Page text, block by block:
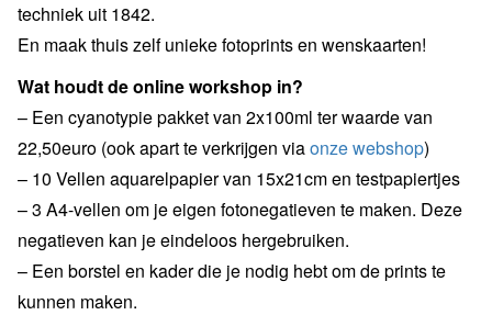
techniek uit 1842.
En maak thuis zelf unieke fotoprints en wenskaarten!
Wat houdt de online workshop in?
– Een cyanotypie pakket van 2x100ml ter waarde van
22,50euro (ook apart te verkrijgen viaonze webshop)
– 10 Vellen aquarelpapier van 15x21cm en testpapiertjes
– 3 A4-vellen om je eigen fotonegatieven te maken. Deze
negatieven kan je eindeloos hergebruiken.
– Een borstel en kader die je nodig hebt om de prints te
kunnen maken.